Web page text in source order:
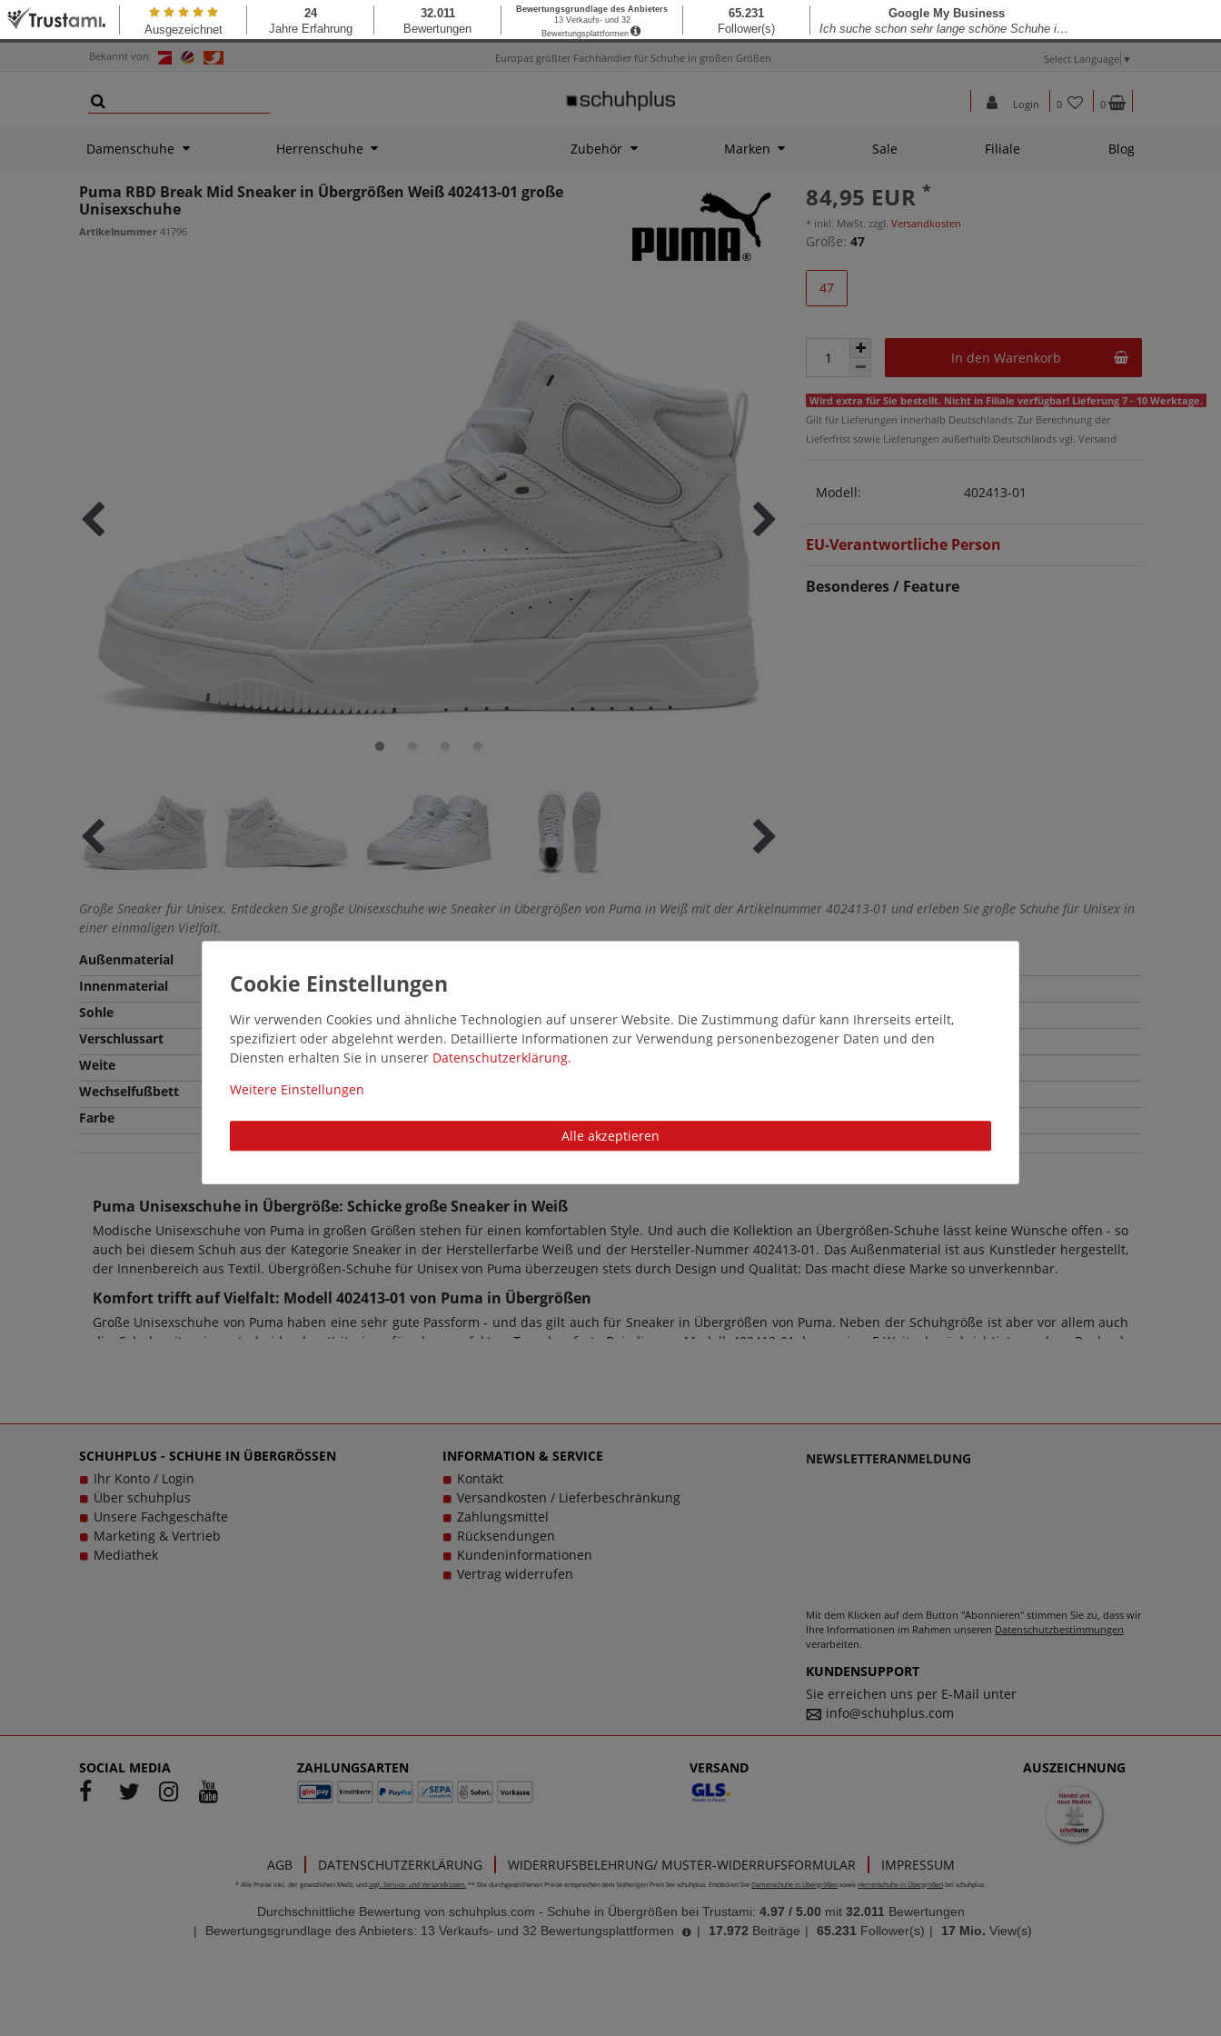
Bekannt von Europas größter Fachhändler für Schuhe in großen Größen Select Language ▼
Login 0 0
Damenschuhe Herrenschuhe Zubehör Marken Sale Filiale Blog
Puma RBD Break Mid Sneaker in Übergrößen Weiß 402413-01 große
Unisexschuhe
Artikelnummer 41796
84,95 EUR *
* inkl. MwSt. zzgl. Versandkosten
Größe: 47
47
In den Warenkorb
Wird extra für Sie bestellt. Nicht in Filiale verfügbar! Lieferung 7 - 10 Werktage.
Gilt für Lieferungen innerhalb Deutschlands. Zur Berechnung der
Lieferfrist sowie Lieferungen außerhalb Deutschlands vgl. Versand
Modell: 402413-01
EU-Verantwortliche Person
Besonderes / Feature
Große Sneaker für Unisex. Entdecken Sie große Unisexschuhe wie Sneaker in Übergrößen von Puma in Weiß mit der Artikelnummer 402413-01 und erleben Sie große Schuhe für Unisex in
einer einmaligen Vielfalt.
Außenmaterial
Innenmaterial
Textil
Sohle
Gummi
Verschlussart
Schnürung
Weite
Normale Weite (F)
Wechselfußbett
Nein
Farbe
Weiß
Puma Unisexschuhe in Übergröße: Schicke große Sneaker in Weiß
Modische Unisexschuhe von Puma in großen Größen stehen für einen komfortablen Style. Und auch die Kollektion an Übergrößen-Schuhe lässt keine Wünsche offen - so
auch bei diesem Schuh aus der Kategorie Sneaker in der Herstellerfarbe Weiß und der Hersteller-Nummer 402413-01. Das Außenmaterial ist aus Kunstleder hergestellt,
der Innenbereich aus Textil. Übergrößen-Schuhe für Unisex von Puma überzeugen stets durch Design und Qualität: Das macht diese Marke so unverkennbar.
Komfort trifft auf Vielfalt: Modell 402413-01 von Puma in Übergrößen
Große Unisexschuhe von Puma haben eine sehr gute Passform - und das gilt auch für Sneaker in Übergrößen von Puma. Neben der Schuhgröße ist aber vor allem auch
die Schuhweite ein entscheidendes Kriterium für den perfekten Tragekomfort. Bei diesem Modell 402413-01 kann eine F-Weite berücksichtigt werden. Doch ob
SCHUHPLUS - SCHUHE IN ÜBERGRÖSSEN
Ihr Konto / Login
Über schuhplus
Unsere Fachgeschäfte
Marketing & Vertrieb
Mediathek
INFORMATION & SERVICE
Kontakt
Versandkosten / Lieferbeschränkung
Zahlungsmittel
Rücksendungen
Kundeninformationen
Vertrag widerrufen
NEWSLETTERANMELDUNG
Mit dem Klicken auf dem Button "Abonnieren" stimmen Sie zu, dass wir
Ihre Informationen im Rahmen unseren Datenschutzbestimmungen
verarbeiten.
KUNDENSUPPORT
Sie erreichen uns per E-Mail unter
info@schuhplus.com
SOCIAL MEDIA ZAHLUNGSARTEN VERSAND AUSZEICHNUNG
AGB DATENSCHUTZERKLÄRUNG WIDERRUFSBELEHRUNG/ MUSTER-WIDERRUFSFORMULAR IMPRESSUM
* Alle Preise inkl. der gesetzlichen MwSt. und zzgl. Service- und Versandkosten. ** Die durchgestrichenen Preise entsprechen dem bisherigen Preis bei schuhplus. Entdecken Sie Damenschuhe in Übergrößen sowie Herrenschuhe in Übergrößen bei schuhplus.
Durchschnittliche Bewertung von schuhplus.com - Schuhe in Übergrößen bei Trustami: 4.97 / 5.00 mit 32.011 Bewertungen
|
Bewertungsgrundlage des Anbieters: 13 Verkaufs- und 32 Bewertungsplattformen | 17.972 Beiträge | 65.231 Follower(s) | 17 Mio. View(s)
Wir verwenden Cookies und ähnliche Technologien auf unserer Website. Die Zustimmung dafür kann Ihrerseits erteilt,
spezifiziert oder abgelehnt werden. Detaillierte Informationen zur Verwendung personenbezogener Daten und den
Diensten erhalten Sie in unserer Daten­schutz­erklärung.
Weitere Einstellungen
Alle akzeptieren